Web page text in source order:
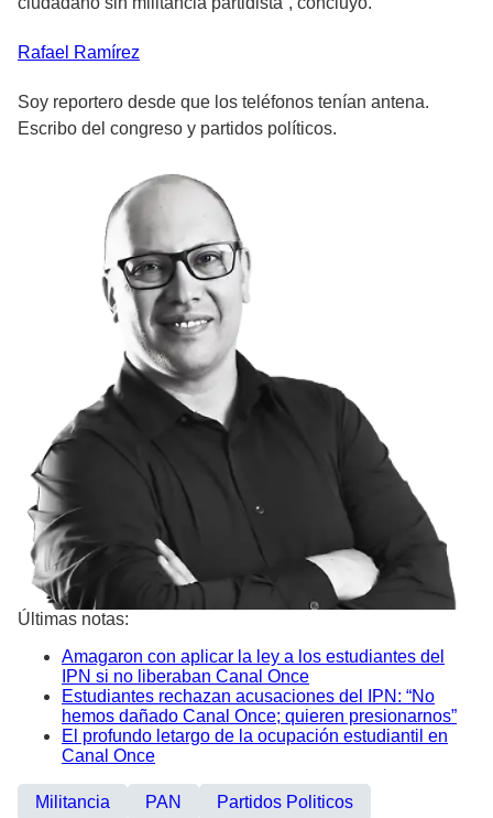
Rafael Ramírez
Soy reportero desde que los teléfonos tenían antena.
Escribo del congreso y partidos políticos.
Últimas notas:
Amagaron con aplicar la ley a los estudiantes del
IPN si no liberaban Canal Once
Estudiantes rechazan acusaciones del IPN: “No
hemos dañado Canal Once; quieren presionarnos”
El profundo letargo de la ocupación estudiantil en
Canal Once
Militancia PAN Partidos Politicos